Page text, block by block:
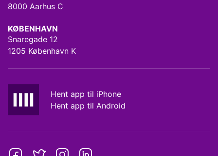
8000 Aarhus C
KØBENHAVN
Snaregade 12
1205 København K
Hent app til iPhone
Hent app til Android